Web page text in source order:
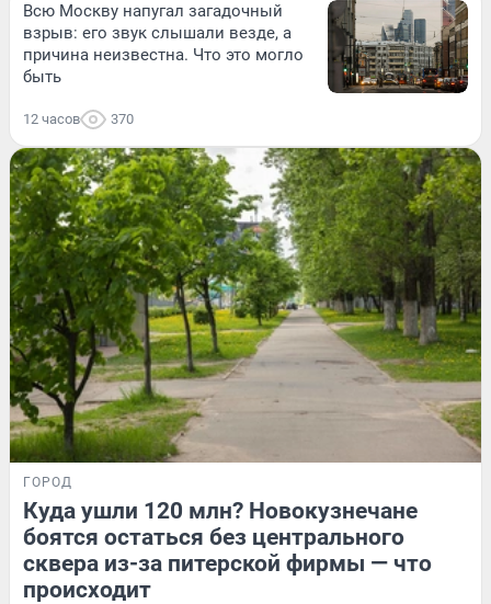
Всю Москву напугал загадочный
взрыв: его звук слышали везде, а
причина неизвестна. Что это могло
быть
12 часов 370
ГОРОД
Куда ушли 120 млн? Новокузнечане
боятся остаться без центрального
сквера из-за питерской фирмы — что
происходит